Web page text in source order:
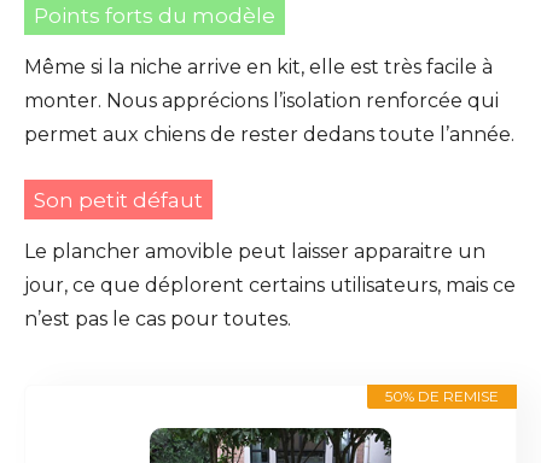
Points forts du modèle
Même si la niche arrive en kit, elle est très facile à
monter. Nous apprécions l’isolation renforcée qui
permet aux chiens de rester dedans toute l’année.
Son petit défaut
Le plancher amovible peut laisser apparaitre un
jour, ce que déplorent certains utilisateurs, mais ce
n’est pas le cas pour toutes.
50% DE REMISE